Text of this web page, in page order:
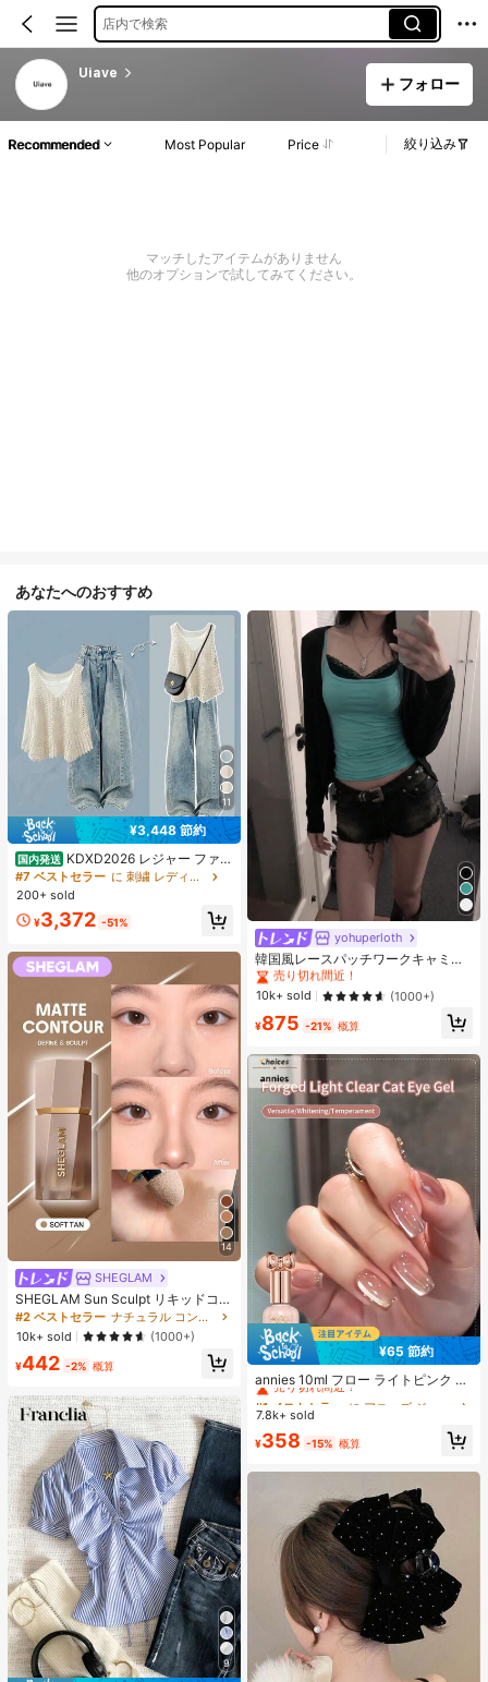
店内で検索
Uiave
フォロー
Recommended Most Popular Price 絞り込み
マッチしたアイテムがありません
他のオプションで試してみてください。
あなたへのおすすめ
11
¥3,448 節約
国内発送 KDXD2026 レジャー ファッ
ション ロングサイズ 夏服 女性 ワイ
ルドスタイル ボア付きトップス ワイ
ルドスタイル ロングスカート 3点セ
ット UVカット 軽量 通気性 袖付き
ヒップカバー効果 通気性抜群 サイズ
豊富
#7 ベストセラー
に 刺繍 レディースコーデ
200+ sold
¥3,372 -51%
14
SHEGLAM
SHEGLAM Sun Sculpt リキッドコン
ター-Soft Tan ノーズシャドウ シェ
ーディング 女性と女の子のためのブ
ランドビューティーコスメメイクア
ップ
#2 ベストセラー
ナチュラル コントゥア＆ブロンザー
10k+ sold
(1000+)
¥442 -2% 概算
9
yohuperloth
韓国風レースパッチワークキャミソ
ールタンクトップ、Y2Kエステティ
ック、ストリートウェアカジュアル
サマー
#1 ベストセラー
に 緑色 万能デイリートップス
売り切れ間近！
#1 ベストセラー
に 緑色 万能デイリートップス
売り切れ間近！
#1 ベストセラー
に 緑色 万能デイリートップス
売り切れ間近！
#1 ベストセラー
に 緑色 万能デイリートップス
売り切れ間近！
10k+ sold (1000+)
¥875 -21% 概算
¥65 節約
annies 10ml フロー ライトピンク キ
ャットアイ ジェルネイルポリッシュ
ウルトラシャイン UVジェル ミラー
グラス キャットマグネットジェル ワ
ニス ネイルサプライ
#1 ベストセラー
に アニーズ ジェルネイルポリッシュ
売り切れ間近！
#1 ベストセラー
売り切れ間近！
#1 ベストセラー
売り切れ間近！
#1 ベストセラー
に アニーズ ジェルネイルポリッシュ
売り切れ間近！
7.8k+ sold
¥358 -15% 概算